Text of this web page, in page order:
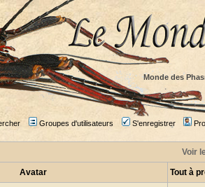
Monde des
Groupes d'utilisateurs S'enregistrer
Voir
Avatar Tout à